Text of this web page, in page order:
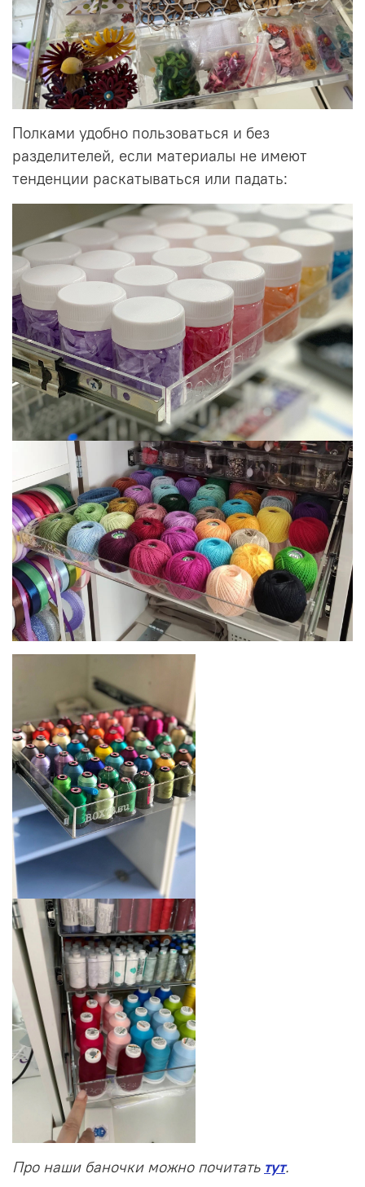
Полками удобно пользоваться и без
разделителей, если материалы не имеют
тенденции раскатываться или падать:
Про наши баночки можно почитать тут.